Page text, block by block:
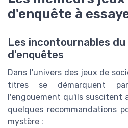
d'enquête à
Les incontournables
d'enquêtes
Dans l'univers des jeux de
titres se démarquent
l'engouement qu'ils suscitent
quelques recommandations
mystère :